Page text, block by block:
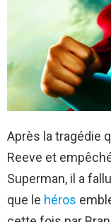
Après la tragédie
Reeve et
Superman, il a
que le héros